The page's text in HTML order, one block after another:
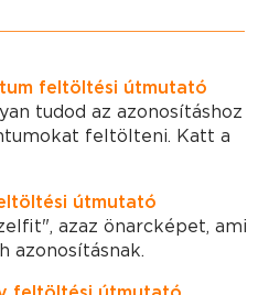
feltöltési útmutató
tudod az azonosításhoz
feltölteni. Katt a
útmutató
azaz önarcképet, ami
azonosításnak.